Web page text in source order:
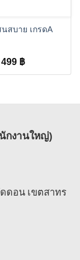
นสบาย เกรดA
499 ฿
กงานใหญ่)
ดอน เขตสาทร